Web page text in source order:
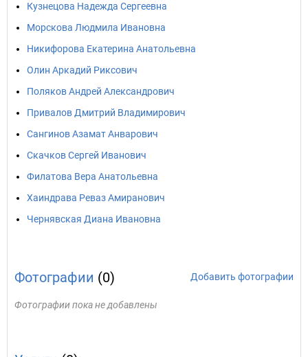
Кузнецова Надежда Сергеевна
Морскова Людмила Ивановна
Никифорова Екатерина Анатольевна
Олин Аркадий Риксович
Поляков Андрей Александрович
Привалов Дмитрий Владимирович
Сангинов Азамат Анварович
Скачков Сергей Иванович
Филатова Вера Анатольевна
Хаиндрава Реваз Амиранович
Чернявская Диана Ивановна
Фотографии (0) Добавить фотографии
Фотографии пока не добавлены